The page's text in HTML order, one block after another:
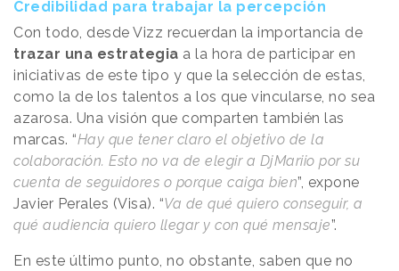
Credibilidad para trabajar la percepción
Con todo, desde Vizz recuerdan la importancia de
trazar una estrategia a la hora de participar en
iniciativas de este tipo y que la selección de estas,
como la de los talentos a los que vincularse, no sea
azarosa. Una visión que comparten también las
marcas. “Hay que tener claro el objetivo de la
colaboración. Esto no va de elegir a DjMariio por su
cuenta de seguidores o porque caiga bien”, expone
Javier Perales (Visa). “Va de qué quiero conseguir, a
qué audiencia quiero llegar y con qué mensaje”.
En este último punto, no obstante, saben que no